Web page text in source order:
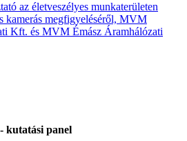
az életveszélyes munkaterületen
kamerás megfigyeléséről, MVM
Kft. és MVM Émász Áramhálózati
kutatási panel